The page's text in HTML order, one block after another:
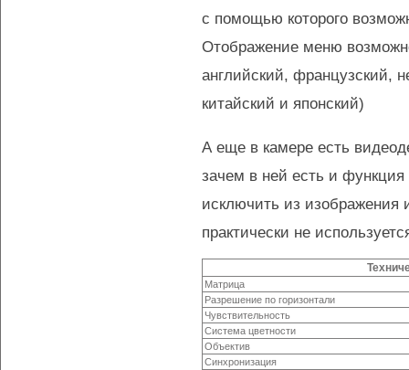
с помощью которого
Отображение меню
английский, французский,
китайский и японский)
А еще в камере есть
зачем в ней есть и
исключить из изображения
практически не
Матрица
Разрешение по горизонтали
Чувствительность
Система цветности
Объектив
Синхронизация